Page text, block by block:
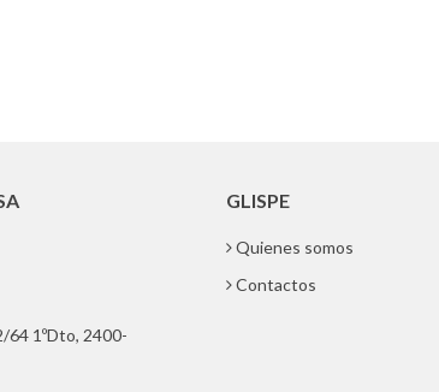
64 1ºDto, 2400-
GLISPE
Quienes somos
Contactos